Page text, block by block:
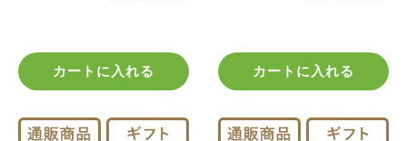
カートに入れる カートに入れる